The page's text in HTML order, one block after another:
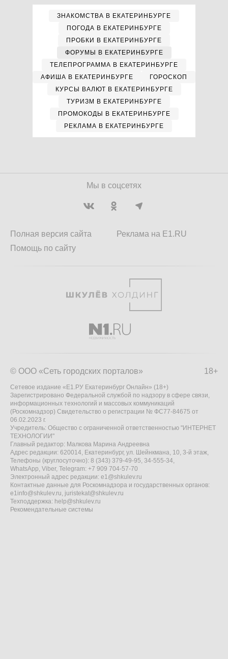
ЗНАКОМСТВА В ЕКАТЕРИНБУРГЕ
ПОГОДА В ЕКАТЕРИНБУРГЕ
ПРОБКИ В ЕКАТЕРИНБУРГЕ
ФОРУМЫ В ЕКАТЕРИНБУРГЕ
ТЕЛЕПРОГРАММА В ЕКАТЕРИНБУРГЕ
АФИША В ЕКАТЕРИНБУРГЕ
ГОРОСКОП
КУРСЫ ВАЛЮТ В ЕКАТЕРИНБУРГЕ
ТУРИЗМ В ЕКАТЕРИНБУРГЕ
ПРОМОКОДЫ В ЕКАТЕРИНБУРГЕ
РЕКЛАМА В ЕКАТЕРИНБУРГЕ
Мы в соцсетях
Полная версия сайта
Помощь по сайту
Реклама на E1.RU
18+
© ООО «Сеть городских порталов»
Сетевое издание «Е1.РУ Екатеринбург Онлайн» (18+)
Зарегистрировано Федеральной службой по надзору в сфере связи,
информационных технологий и массовых коммуникаций
(Роскомнадзор) Свидетельство о регистрации № ФС77-84675 от
06.02.2023 г.
Учредитель: Общество с ограниченной ответственностью "ИНТЕРНЕТ
ТЕХНОЛОГИИ"
Главный редактор: Малкова Марина Андреевна
Адрес редакции: 620014, Екатеринбург, ул. Шейнкмана, 10, 3-й этаж,
Телефоны (круглосуточно): 8 (343) 379-49-95, 34-555-34,
WhatsApp, Viber, Telegram: +7 909 704-57-70
Электронный адрес редакции: e1@shkulev.ru
Контактные данные для Роскомнадзора и государственных органов:
e1info@shkulev.ru, juristekat@shkulev.ru
Техподдержка: help@shkulev.ru
Рекомендательные системы